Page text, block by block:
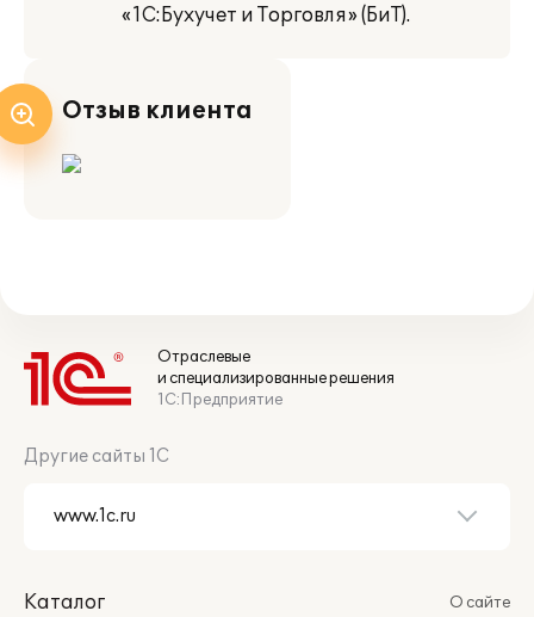
«1С:Бухучет и Торговля» (БиТ).
Отзыв клиента
Отраслевые
и специализированные решения
1С:Предприятие
Другие сайты 1С
Каталог
О сайте